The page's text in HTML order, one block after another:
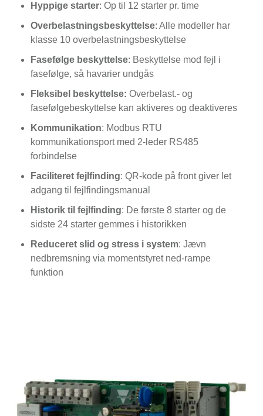
Hyppige starter: Op til 12 starter pr. time
Overbelastningsbeskyttelse: Alle modeller har
klasse 10 overbelastningsbeskyttelse
Fasefølge beskyttelse: Beskyttelse mod fejl i
fasefølge, så havarier undgås
Fleksibel beskyttelse: Overbelast.- og
fasefølgebeskyttelse kan aktiveres og deaktiveres
Kommunikation: Modbus RTU
kommunikationsport med 2-leder RS485
forbindelse
Faciliteret fejlfinding: QR-kode på front giver let
adgang til fejlfindingsmanual
Historik til fejlfinding: De første 8 starter og de
sidste 24 starter gemmes i historikken
Reduceret slid og stress i system: Jævn
nedbremsning via momentstyret ned-rampe
funktion